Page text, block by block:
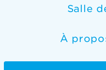
Salle
À